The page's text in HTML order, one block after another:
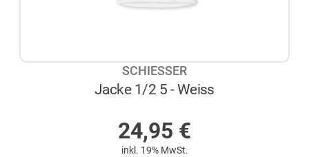
SCHIESSER
Jacke 1/2 5 - Weiss
24,95 €
inkl. 19% MwSt.